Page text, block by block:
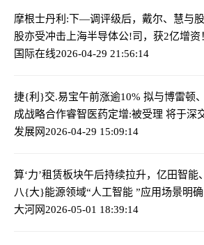
摩根士丹利:下—调评级后，戴尔、慧与
股亦受冲击 上海半导体公!司，获2亿增资
国际在线2026-04-29 21:56:14
捷{利}交.易宝午前涨逾10% 拟与博雷顿
成战略合作睿智医药定增:被受理 将于深
发展网2026-04-29 15:09:14
算‘力’租赁板块午后持续拉升，亿田智能
八{大}能源领域“人工智能 ”应用场景明确
大河网2026-05-01 18:39:14